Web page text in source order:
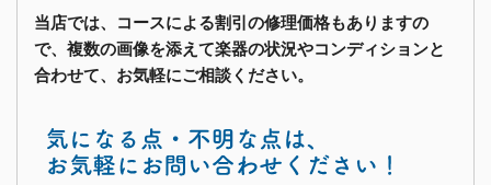
当店では、コースによる割引の修理価格もありますの
で、複数の画像を添えて楽器の状況やコンディションと
合わせて、お気軽にご相談ください。